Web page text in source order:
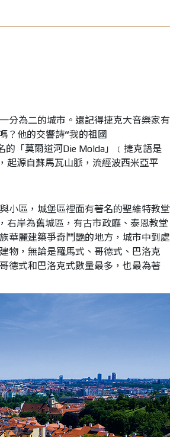
分為二的城市。還記得捷克大音樂家有
？他的交響詩“我的祖國
的「莫爾道河Die Molda」﹝捷克語是
起源自蘇馬瓦山脈，流經波西米亞平
小區，城堡區裡面有著名的聖維特教堂
右岸為舊城區，有古市政廳、泰恩教堂
華麗建築爭奇鬥艷的地方，城市中到處
物，無論是羅馬式、哥德式、巴洛克
德式和巴洛克式數量最多，也最為著